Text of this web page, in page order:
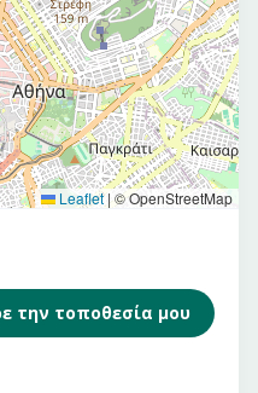
Leaflet |© OpenStreetMap
την τοποθεσία μου